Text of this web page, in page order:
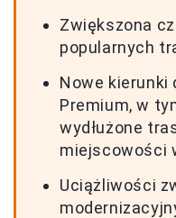
Zwiększona
popularnych
Nowe kierunki
Premium, w
wydłużone
miejscowości
Uciążliwości